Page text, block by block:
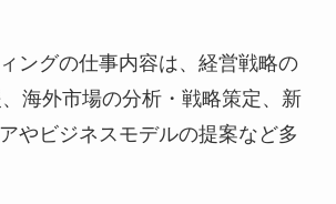
ングの仕事内容は、経営戦略の
海外市場の分析・戦略策定、新
やビジネスモデルの提案など多